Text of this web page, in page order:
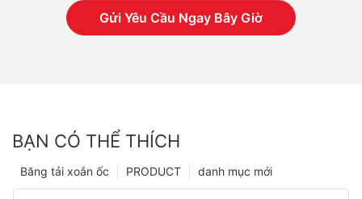
Gửi Yêu Cầu Ngay Bây Giờ
BẠN CÓ THỂ THÍCH
danh mục mới
PRODUCT
Băng tải xoắn ốc